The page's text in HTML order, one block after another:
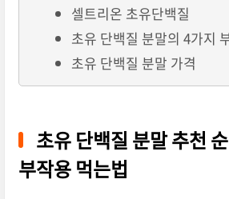
셀트리온 초유단백질
초유 단백질 분말의 4가지
초유 단백질 분말 가격
초유 단백질 분말 추천
부작용 먹는법